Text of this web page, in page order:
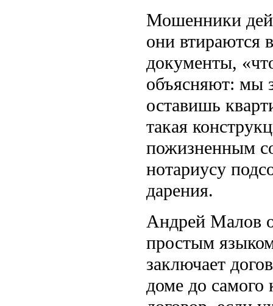
Мошенники
они втираются
документы,
объясняют: мы
оставишь
такая
пожизненным
нотариусу
дарения.
Андрей Малов
простым
заключает
доме до самого